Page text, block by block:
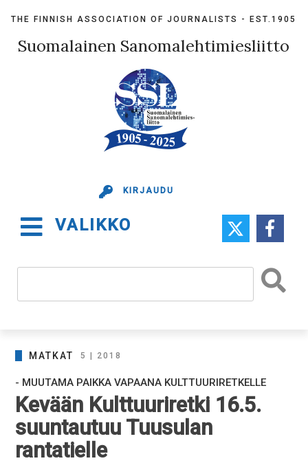
content
THE FINNISH ASSOCIATION OF JOURNALISTS - EST.1905
Suomalainen Sanomalehtimiesliitto
KIRJAUDU
VALIKKO
MATKAT 5 | 2018
- MUUTAMA PAIKKA VAPAANA KULTTUURIRETKELLE
Kevään Kulttuuriretki 16.5.
suuntautuu Tuusulan
rantatielle